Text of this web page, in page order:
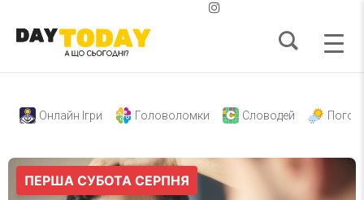
Онлайн Ігри Головоломки Словодей